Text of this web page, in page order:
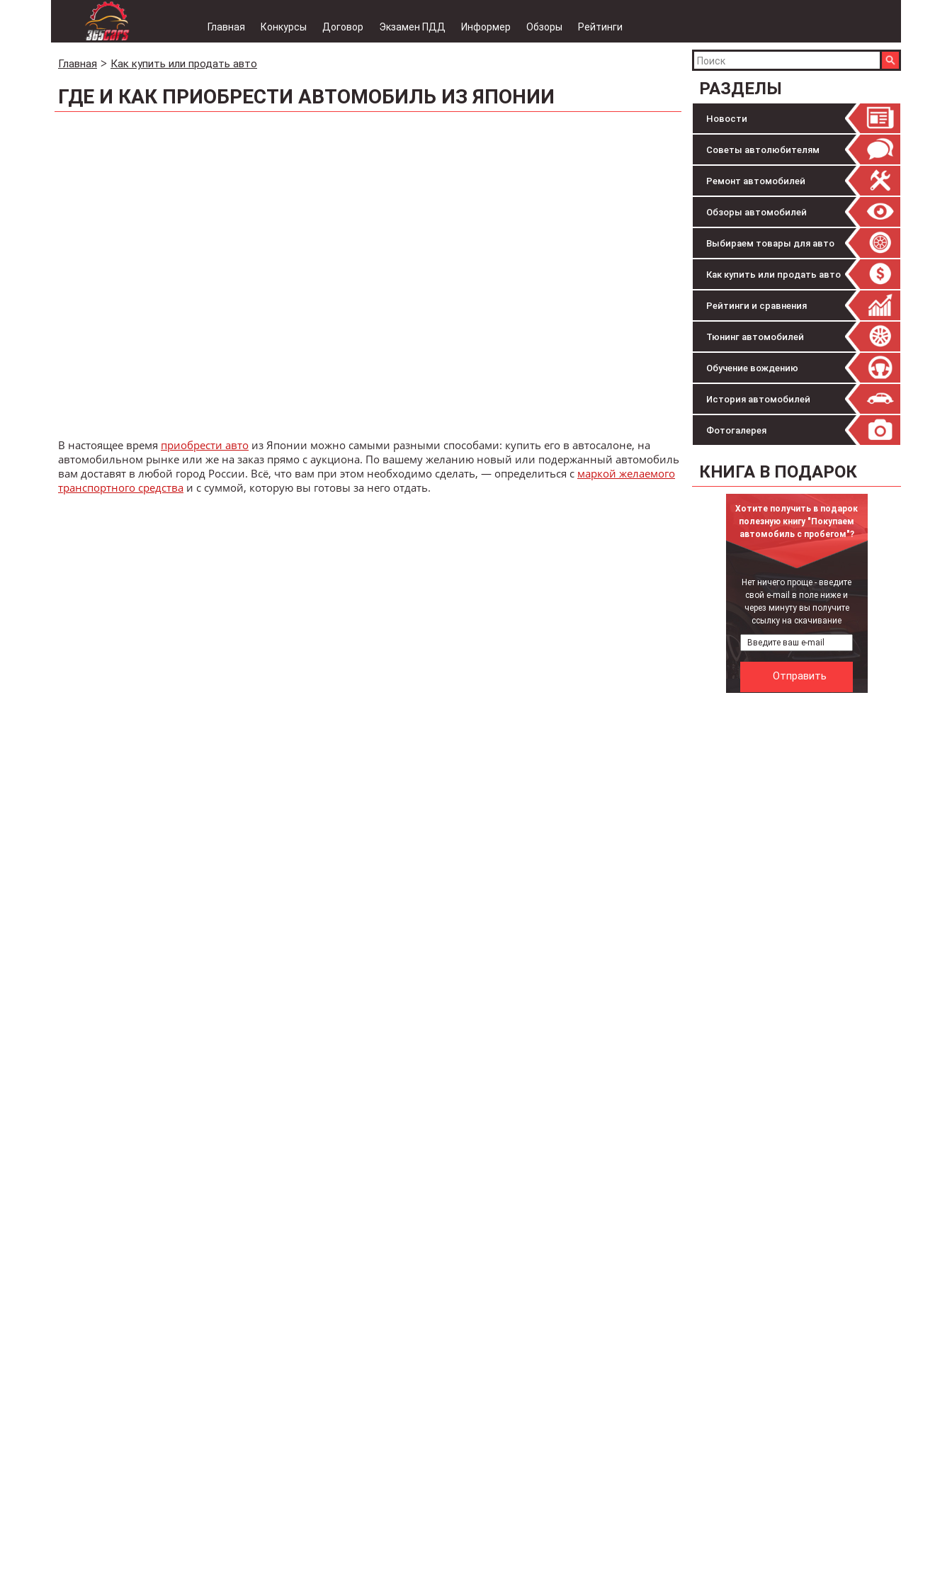
Главная Конкурсы Договор Экзамен ПДД Информер Обзоры Рейтинги
РАЗДЕЛЫ
Новости
Советы автолюбителям
Ремонт автомобилей
Обзоры автомобилей
Выбираем товары для авто
Как купить или продать авто
Рейтинги и сравнения
Тюнинг автомобилей
Обучение вождению
История автомобилей
Фотогалерея
КНИГА В ПОДАРОК
Хотите получить в подарок
полезную книгу "Покупаем
автомобиль с пробегом"?
Нет ничего проще - введите
свой e-mail в поле ниже и
через минуту вы получите
ссылку на скачивание
Главная Как купить или продать авто
ГДЕ И КАК ПРИОБРЕСТИ АВТОМОБИЛЬ ИЗ ЯПОНИИ
В настоящее время приобрести авто из Японии можно самыми разными способами: купить его в автосалоне, на
автомобильном рынке или же на заказ прямо с аукциона. По вашему желанию новый или подержанный автомобиль
вам доставят в любой город России. Всё, что вам при этом необходимо сделать, — определиться с маркой желаемого
транспортного средства и с суммой, которую вы готовы за него отдать.